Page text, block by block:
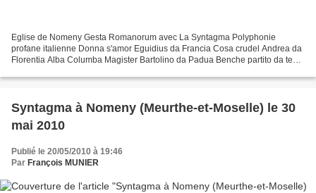
Eglise de Nomeny Gesta Romanorum avec La Syntagma Polyphonie
profane italienne Donna s'amor Eguidius da Francia Cosa crudel Andrea da
Florentia Alba Columba Magister Bartolino da Padua Benche partito da te
Syntagma à Nomeny (Meurthe-et-Moselle) le 30
mai 2010
Publié le 20/05/2010 à 19:46
Par François MUNIER